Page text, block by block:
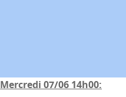
Mercredi 07/06 14h00: